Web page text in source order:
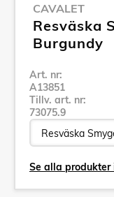
CAVALET
Resväska
Burgundy
Art. nr:
A13851
Tillv. art. nr:
73075.9
Se alla